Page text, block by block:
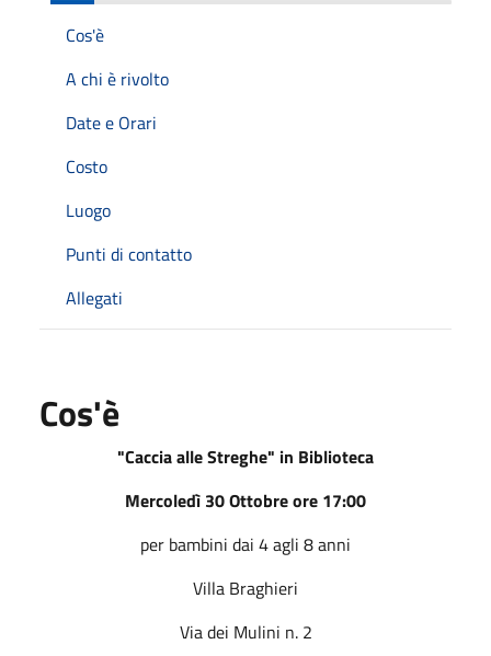
Cos'è
A chi è rivolto
Date e Orari
Costo
Luogo
Punti di contatto
Allegati
Cos'è
"Caccia alle Streghe" in Biblioteca
Mercoledì 30 Ottobre ore 17:00
per bambini dai 4 agli 8 anni
Villa Braghieri
Via dei Mulini n. 2